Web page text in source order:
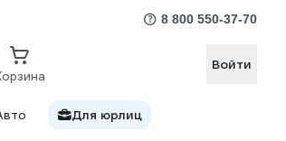
8 800 550-37-70
Войти
Для юрлиц